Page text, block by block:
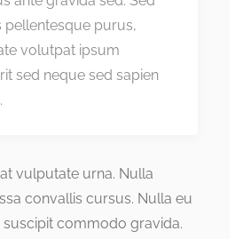
pellentesque purus,
volutpat ipsum
sed neque sed sapien
vulputate urna. Nulla
convallis cursus. Nulla eu
suscipit commodo gravida.